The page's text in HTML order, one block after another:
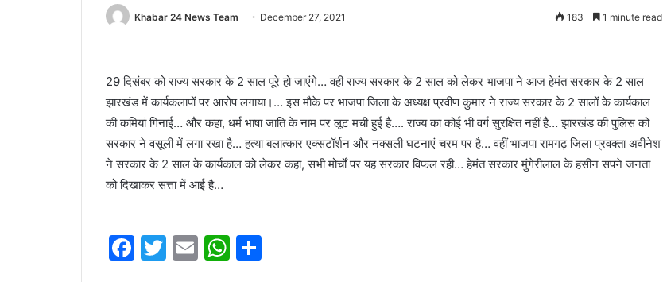
Khabar 24 News Team December 27, 2021 183 1 minute read
29 दिसंबर को राज्य सरकार के 2 साल पूरे हो जाएंगे… वही राज्य सरकार के 2 साल को लेकर भाजपा ने आज हेमंत सरकार के 2 साल
झारखंड में कार्यकलापों पर आरोप लगाया।… इस मौके पर भाजपा जिला के अध्यक्ष प्रवीण कुमार ने राज्य सरकार के 2 सालों के कार्यकाल
की कमियां गिनाई… और कहा, धर्म भाषा जाति के नाम पर लूट मची हुई है…. राज्य का कोई भी वर्ग सुरक्षित नहीं है… झारखंड की पुलिस को
सरकार ने वसूली में लगा रखा है… हत्या बलात्कार एक्सटॉर्शन और नक्सली घटनाएं चरम पर है… वहीं भाजपा रामगढ़ जिला प्रवक्ता अवीनेश
ने सरकार के 2 साल के कार्यकाल को लेकर कहा, सभी मोर्चों पर यह सरकार विफल रही… हेमंत सरकार मुंगेरीलाल के हसीन सपने जनता
को दिखाकर सत्ता में आई है…
F
T
E
W